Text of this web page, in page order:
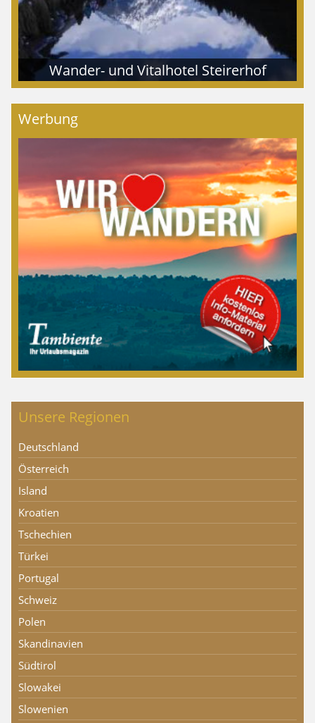
Wander- und Vitalhotel Steirerhof
Werbung
Unsere Regionen
Deutschland
Österreich
Island
Kroatien
Tschechien
Türkei
Portugal
Schweiz
Polen
Skandinavien
Südtirol
Slowakei
Slowenien